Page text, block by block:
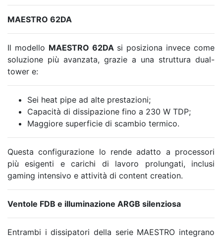
MAESTRO 62DA
Il modello MAESTRO 62DA si posiziona invece come
soluzione più avanzata, grazie a una struttura dual-
tower e:
Sei heat pipe ad alte prestazioni;
Capacità di dissipazione fino a 230 W TDP;
Maggiore superficie di scambio termico.
Questa configurazione lo rende adatto a processori
più esigenti e carichi di lavoro prolungati, inclusi
gaming intensivo e attività di content creation.
Ventole FDB e illuminazione ARGB silenziosa
Entrambi i dissipatori della serie MAESTRO integrano